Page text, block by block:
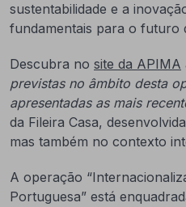
sustentabilidade e a
fundamentais para o futuro
Descubra no site da APIMA
previstas no âmbito desta
apresentadas as mais
da Fileira Casa,
mas também no contexto
A operação
Portuguesa” está